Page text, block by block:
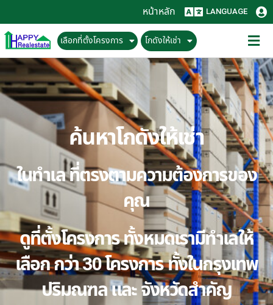
หน้าหลัก LANGUAGE
เลือกที่ตั้งโครงการ โกดังให้เช่า
ค้นหาโกดังให้เช่า
ในทำเล ที่ตรงตามความต้องการของ
คุณ
ดูที่ตั้งโครงการ ทั้งหมดเรามีทำเลให้
เลือก กว่า 30 โครงการ ทั้งในกรุงเทพ
ปริมณฑล และ จังหวัดสำคัญ